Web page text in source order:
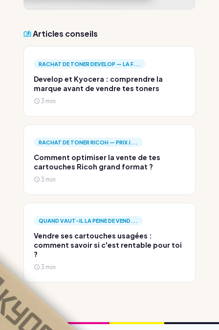
Articles conseils
RACHAT DE TONER DEVELOP — LA F...
Develop et Kyocera : comprendre la
marque avant de vendre tes toners
3 min
RACHAT DE TONER RICOH — PRIX J...
Comment optimiser la vente de tes
cartouches Ricoh grand format ?
3 min
QUAND VAUT-IL LA PEINE DE VEND...
Vendre ses cartouches usagées :
comment savoir si c'est rentable pour toi
?
3 min